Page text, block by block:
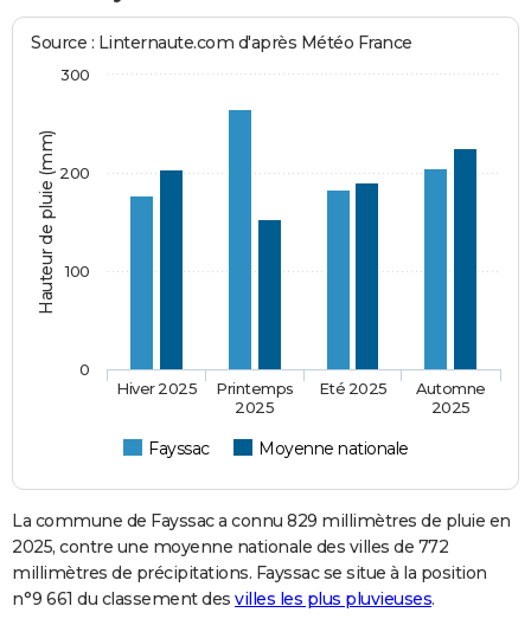
Hauteur de pluie (mm)
Source : Linternaute.com d'après Météo France
Fayssac Moyenne nationale
Hiver 2025
Printemps
2025
Eté 2025
Automne
2025
0
100
200
300
La commune de Fayssac a connu 829 millimètres de pluie en
2025, contre une moyenne nationale des villes de 772
millimètres de précipitations. Fayssac se situe à la position
n°9 661 du classement des villes les plus pluvieuses.